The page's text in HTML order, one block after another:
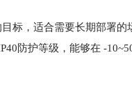
标，适合需要长期部署的
防护等级，能够在 -